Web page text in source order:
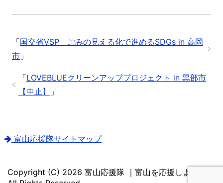
「国交省VSP ごみの見える化で進めるSDGs in 高岡
市」
「LOVEBLUEクリーンアッププロジェクト in 黒部市
【中止】
」
富山応援隊サイトマップ
Copyright (C) 2026 富山応援隊 ｜富山を応援しよう！